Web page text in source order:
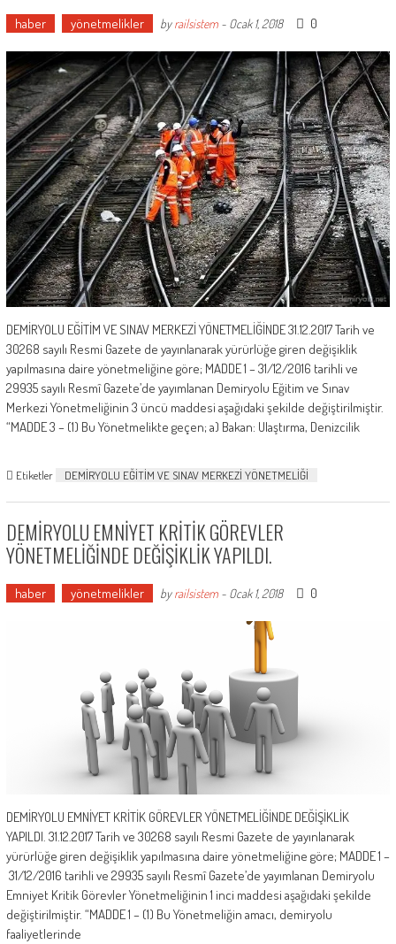
haber yönetmelikler byrailsistem- Ocak 1, 2018 0
DEMİRYOLU EĞİTİM VE SINAV MERKEZİ YÖNETMELİĞİNDE 31.12.2017 Tarih ve
30268 sayılı Resmi Gazete de yayınlanarak yürürlüğe giren değişiklik
yapılmasına daire yönetmeliğine göre; MADDE 1 – 31/12/2016 tarihli ve
29935 sayılı Resmî Gazete’de yayımlanan Demiryolu Eğitim ve Sınav
Merkezi Yönetmeliğinin 3 üncü maddesi aşağıdaki şekilde değiştirilmiştir.
“MADDE 3 – (1) Bu Yönetmelikte geçen; a) Bakan: Ulaştırma, Denizcilik
Etiketler DEMİRYOLU EĞİTİM VE SINAV MERKEZİ YÖNETMELİĞİ
DEMİRYOLU EMNİYET KRİTİK GÖREVLER
YÖNETMELİĞİNDE DEĞİŞİKLİK YAPILDI.
haber yönetmelikler byrailsistem- Ocak 1, 2018 0
DEMİRYOLU EMNİYET KRİTİK GÖREVLER YÖNETMELİĞİNDE DEĞİŞİKLİK
YAPILDI. 31.12.2017 Tarih ve 30268 sayılı Resmi Gazete de yayınlanarak
yürürlüğe giren değişiklik yapılmasına daire yönetmeliğine göre; MADDE 1 –
31/12/2016 tarihli ve 29935 sayılı Resmî Gazete’de yayımlanan Demiryolu
Emniyet Kritik Görevler Yönetmeliğinin 1 inci maddesi aşağıdaki şekilde
değiştirilmiştir. “MADDE 1 – (1) Bu Yönetmeliğin amacı, demiryolu
faaliyetlerinde